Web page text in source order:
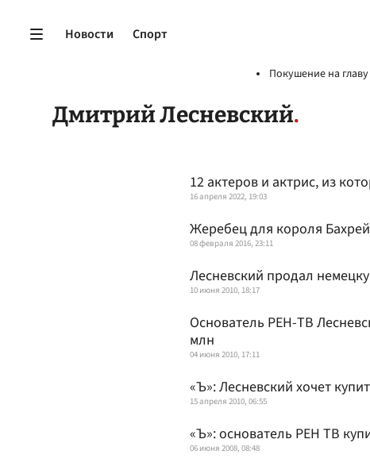
Новости Спорт
Покушение на
Дмитрий Лесневский
12 актеров и актрис, из
16 апреля 2022, 19:03
Жеребец для короля
08 февраля 2016, 23:11
Лесневский продал
10 июня 2010, 18:17
Основатель РЕН-ТВ
млн
04 июня 2010, 17:11
«Ъ»: Лесневский хочет
15 апреля 2010, 06:55
«Ъ»: основатель РЕН ТВ
06 июня 2008, 08:48